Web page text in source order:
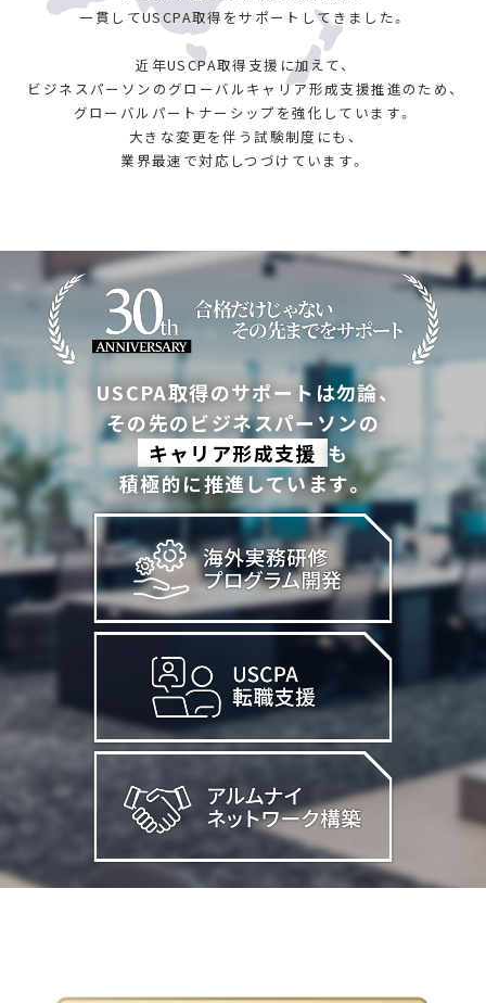
一貫してUSCPA取得をサポートしてきました。
近年USCPA取得支援に加えて、
ビジネスパーソンのグローバルキャリア形成支援推進のため、
グローバルパートナーシップを強化しています。
大きな変更を伴う試験制度にも、
業界最速で対応しつづけています。
USCPA取得のサポートは勿論、
その先のビジネスパーソンの
キャリア形成支援 も
積極的に推進しています。